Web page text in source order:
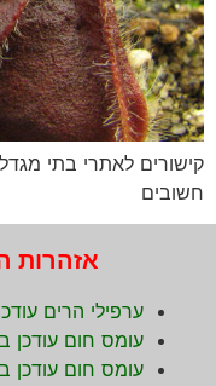
קישורים לאתרי בתי
חשובים
אזהרות
ערפילי הרים עודכן ב-06/
עומס חום עודכן ב-06/08
עומס חום עודכן ב-06/08